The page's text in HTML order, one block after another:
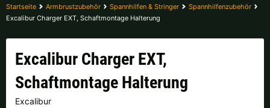
Startseite Armbrustzubehör Spannhilfen & Stringer
Spannhilfenzubehör
Excalibur Charger EXT, Schaftmontage Halterung
Excalibur Charger EXT,
Schaftmontage Halterung
Excalibur
Belgien |€ Bulgarien |лв
Finnland |€ Frankreich |
Italien |€ Kroatien |
KONTAKT